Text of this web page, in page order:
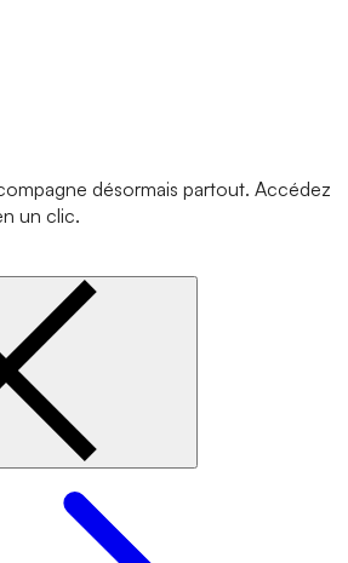
désormais partout. Accédez
un clic.